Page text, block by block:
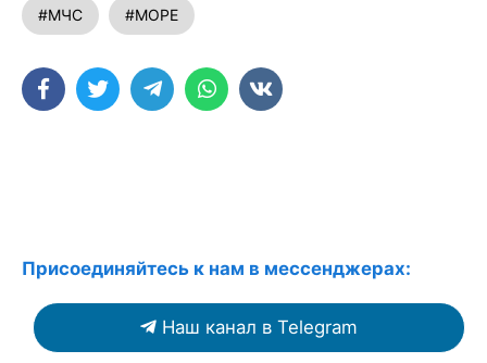
#МЧС #МОРЕ
Присоединяйтесь к нам в мессенджерах:
Наш канал в Telegram